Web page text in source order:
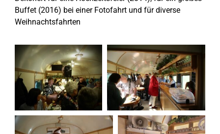
Buffet (2016) bei einer Fotofahrt und für diverse
Weihnachtsfahrten